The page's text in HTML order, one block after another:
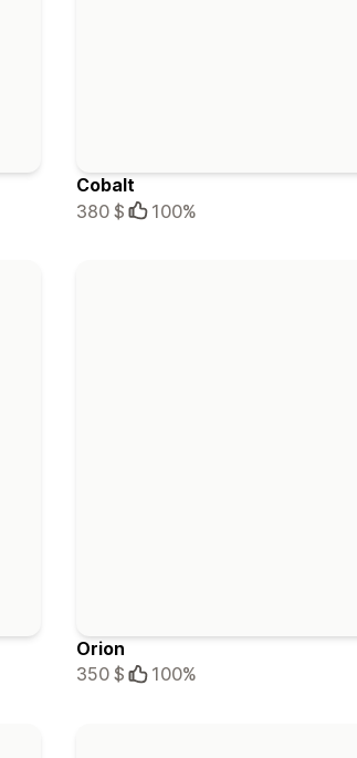
Cobalt
380 $
100%
Orion
350 $
100%